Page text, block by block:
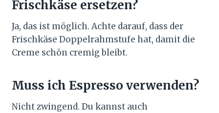
Frischkäse ersetzen?
Ja, das ist möglich. Achte darauf, dass der
Frischkäse Doppelrahmstufe hat, damit die
Creme schön cremig bleibt.
Muss ich Espresso verwenden?
Nicht zwingend. Du kannst auch